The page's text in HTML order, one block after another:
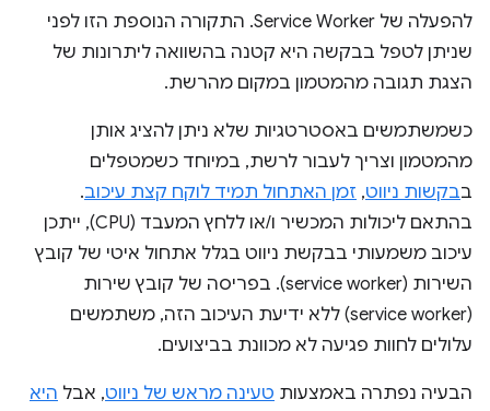
להפעלה של Service Worker. התקורה הנוספת הזו לפני
שניתן לטפל בבקשה היא קטנה בהשוואה ליתרונות של
הצגת תגובה מהמטמון במקום מהרשת.
כשמשתמשים באסטרטגיות שלא ניתן להציג אותן
מהמטמון וצריך לעבור לרשת, במיוחד כשמטפלים
בבקשות ניווט, זמן האתחול תמיד לוקח קצת עיכוב.
בהתאם ליכולות המכשיר ו/או ללחץ המעבד (CPU), ייתכן
עיכוב משמעותי בבקשת ניווט בגלל אתחול איטי של קובץ
השירות (service worker). בפריסה של קובץ שירות
(service worker) ללא ידיעת העיכוב הזה, משתמשים
עלולים לחוות פגיעה לא מכוונת בביצועים.
הבעיה נפתרה באמצעות טעינה מראש של ניווט, אבל היא